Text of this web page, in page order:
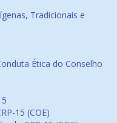
Tradicionais e
Ética do Conselho
15 (COE)